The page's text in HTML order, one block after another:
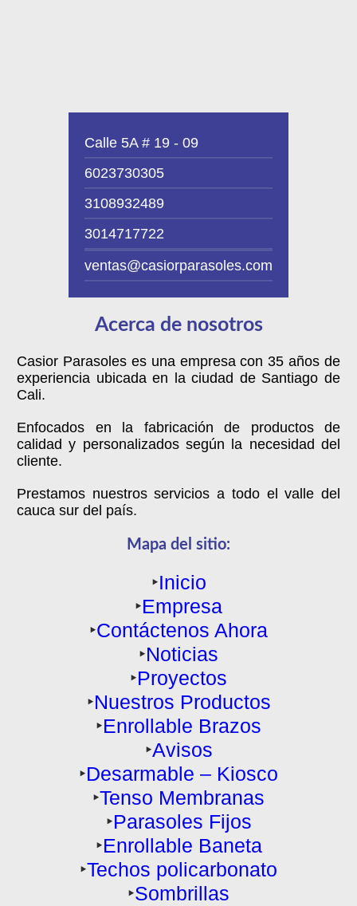
Calle 5A # 19 - 09
6023730305
3108932489
3014717722
ventas@casiorparasoles.com
Acerca de nosotros
Casior Parasoles es una empresa con 35 años de
experiencia ubicada en la ciudad de Santiago de
Cali.
Enfocados en la fabricación de productos de
calidad y personalizados según la necesidad del
cliente.
Prestamos nuestros servicios a todo el valle del
cauca sur del país.
Mapa del sitio:
‣Inicio
‣Empresa
‣Contáctenos Ahora
‣Noticias
‣Proyectos
‣Nuestros Productos
‣Enrollable Brazos
‣Avisos
‣Desarmable – Kiosco
‣Tenso Membranas
‣Parasoles Fijos
‣Enrollable Baneta
‣Techos policarbonato
‣Sombrillas